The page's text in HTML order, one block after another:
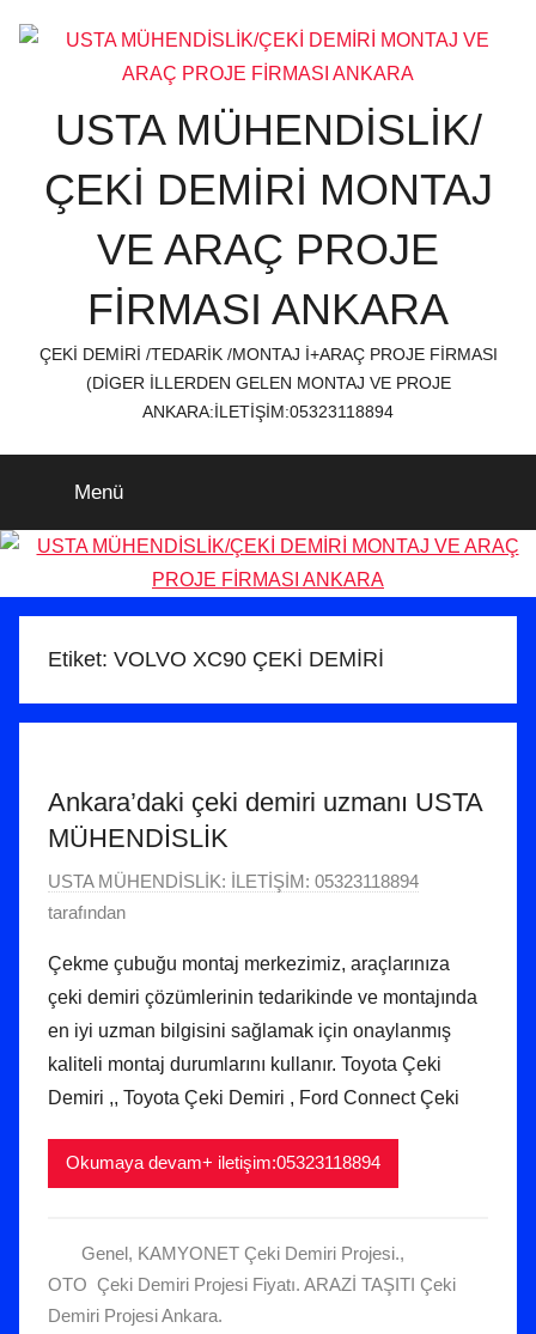
atla
USTA MÜHENDİSLİK/
ÇEKİ DEMİRİ MONTAJ
VE ARAÇ PROJE
FİRMASI ANKARA
ÇEKİ DEMİRİ /TEDARİK /MONTAJ İ+ARAÇ PROJE FİRMASI
(DİGER İLLERDEN GELEN MONTAJ VE PROJE
ANKARA:İLETİŞİM:05323118894
Menü
Etiket: VOLVO XC90 ÇEKİ DEMİRİ
Ankara’daki çeki demiri uzmanı USTA
MÜHENDİSLİK
5
M
r
t
2
0
2
a
h
i
USTA MÜHENDİSLİK: İLETİŞİM: 05323118894
tarafından
Çekme çubuğu montaj merkezimiz, araçlarınıza
çeki demiri çözümlerinin tedarikinde ve montajında ​​
en iyi uzman bilgisini sağlamak için onaylanmış
kaliteli montaj durumlarını kullanır. Toyota Çeki
Demiri ,, Toyota Çeki Demiri , Ford Connect Çeki
Okumaya devam+ iletişim:05323118894
Genel, KAMYONET Çeki Demiri Projesi.,
OTO Çeki Demiri Projesi Fiyatı. ARAZİ TAŞITI Çeki
Demiri Projesi Ankara.